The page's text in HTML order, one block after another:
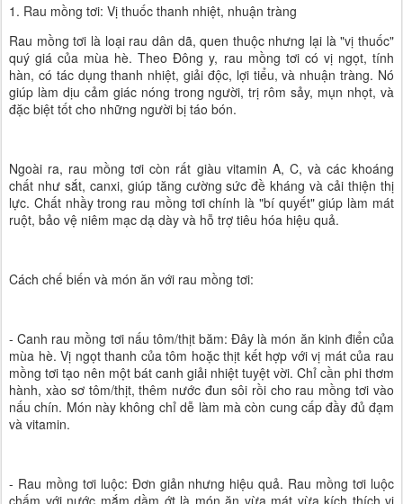
1. Rau mồng tơi: Vị thuốc thanh nhiệt, nhuận tràng
Rau mồng tơi là loại rau dân dã, quen thuộc nhưng lại là "vị thuốc"
quý giá của mùa hè. Theo Đông y, rau mồng tơi có vị ngọt, tính
hàn, có tác dụng thanh nhiệt, giải độc, lợi tiểu, và nhuận tràng. Nó
giúp làm dịu cảm giác nóng trong người, trị rôm sảy, mụn nhọt, và
đặc biệt tốt cho những người bị táo bón.
Ngoài ra, rau mồng tơi còn rất giàu vitamin A, C, và các khoáng
chất như sắt, canxi, giúp tăng cường sức đề kháng và cải thiện thị
lực. Chất nhầy trong rau mồng tơi chính là "bí quyết" giúp làm mát
ruột, bảo vệ niêm mạc dạ dày và hỗ trợ tiêu hóa hiệu quả.
Cách chế biến và món ăn với rau mồng tơi:
- Canh rau mồng tơi nấu tôm/thịt băm: Đây là món ăn kinh điển của
mùa hè. Vị ngọt thanh của tôm hoặc thịt kết hợp với vị mát của rau
mồng tơi tạo nên một bát canh giải nhiệt tuyệt vời. Chỉ cần phi thơm
hành, xào sơ tôm/thịt, thêm nước đun sôi rồi cho rau mồng tơi vào
nấu chín. Món này không chỉ dễ làm mà còn cung cấp đầy đủ đạm
và vitamin.
- Rau mồng tơi luộc: Đơn giản nhưng hiệu quả. Rau mồng tơi luộc
chấm với nước mắm dầm ớt là món ăn vừa mát vừa kích thích vị